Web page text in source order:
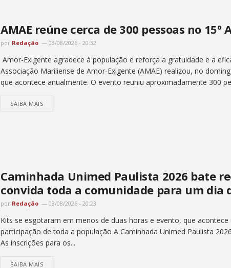
AMAE reúne cerca de 300 pessoas no 15º
por Redação 03/08/2026 - 20:32
Amor-Exigente agradece à população e reforça a gratuidade e a
Associação Mariliense de Amor-Exigente (AMAE) realizou, no
que acontece anualmente. O evento reuniu aproximadamente 300
SAIBA MAIS
Caminhada Unimed Paulista 2026 bate
convida toda a comunidade para um dia
por Redação 03/08/2026 - 20:23
Kits se esgotaram em menos de duas horas e evento, que
participação de toda a população A Caminhada Unimed Paulista
As inscrições para os...
SAIBA MAIS